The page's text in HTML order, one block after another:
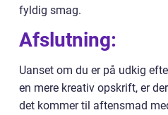
fyldig smag.
Afslutning:
Uanset om du er på udkig
en mere kreativ opskrift, er
det kommer til aftensmad